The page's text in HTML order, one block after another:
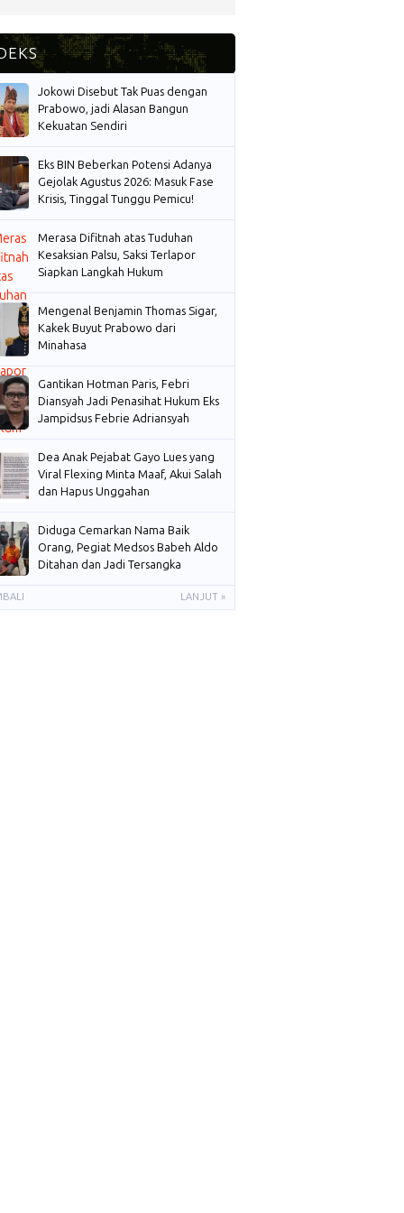
Jokowi Disebut Tak Puas dengan
Prabowo, jadi Alasan Bangun
Kekuatan Sendiri
Eks BIN Beberkan Potensi Adanya
Gejolak Agustus 2026: Masuk Fase
Krisis, Tinggal Tunggu Pemicu!
Merasa Difitnah atas Tuduhan
Kesaksian Palsu, Saksi Terlapor
Siapkan Langkah Hukum
Mengenal Benjamin Thomas Sigar,
Kakek Buyut Prabowo dari
Minahasa
Gantikan Hotman Paris, Febri
Diansyah Jadi Penasihat Hukum Eks
Jampidsus Febrie Adriansyah
Dea Anak Pejabat Gayo Lues yang
Viral Flexing Minta Maaf, Akui Salah
dan Hapus Unggahan
Diduga Cemarkan Nama Baik
Orang, Pegiat Medsos Babeh Aldo
Ditahan dan Jadi Tersangka
LANJUT »